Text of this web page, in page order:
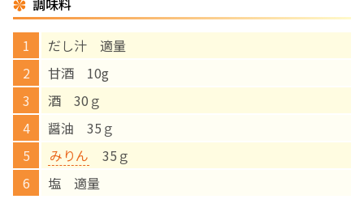
調味料
だし汁 適量
甘酒 10g
酒 30ｇ
醤油 35ｇ
みりん 35ｇ
塩 適量